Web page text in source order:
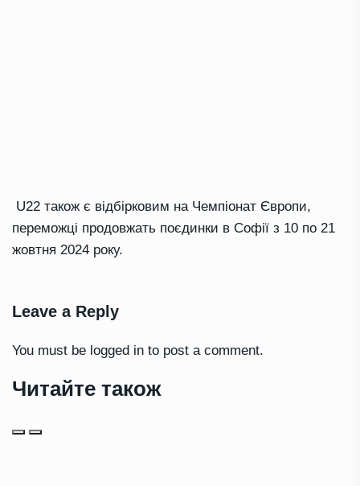
U22 також є відбірковим на Чемпіонат Європи,
переможці продовжать поєдинки в Софії з 10 по 21
жовтня 2024 року.
Leave a Reply
You must be logged in to post a comment.
Читайте також